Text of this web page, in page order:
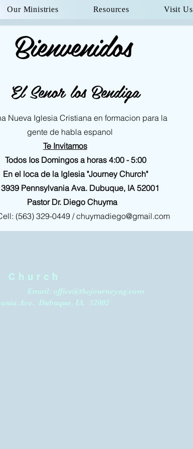
Our Ministries Resources Visit Us
Bienvenidos
El Senor los Bendiga
Iglesia Cristiana en formacion para la
de habla espanol
Te Invitamos
Todos Ios Domingos a horas 4:00 - 5:00
loca de la Iglesia "Journey Church"
Pennsylvania Ava. Dubuque, IA 52001
Dr. Diego Chuyma
(563) 329-0449 /chuymadiego@gmail.com
Church
Email: office@thejourneyag.com
Ave. Dubuque, IA. 52002